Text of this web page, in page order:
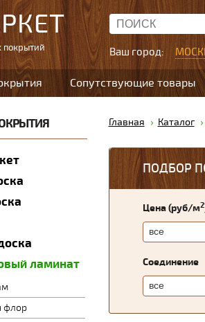
покрытий Ваш город:
Сопутствующие товары
ламинат
флор
Главная Каталог
ПОДБОР
Цена (руб/м2
Соединение